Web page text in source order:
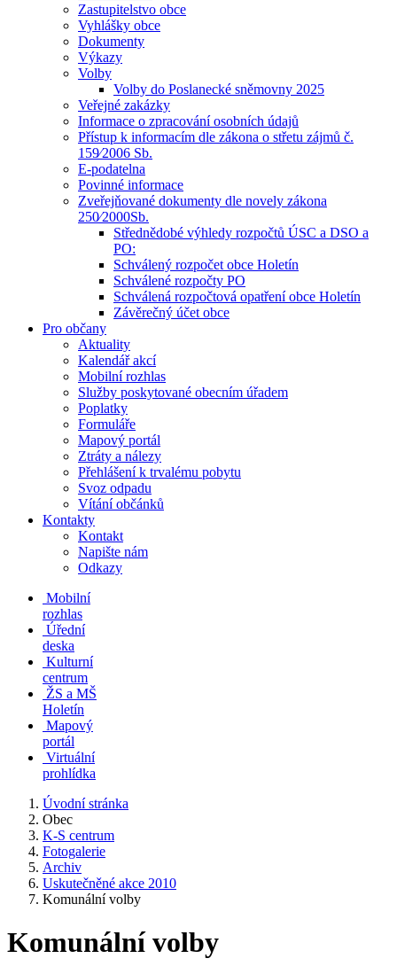
Zastupitelstvo obce
Vyhlášky obce
Dokumenty
Výkazy
Volby
Volby do Poslanecké sněmovny 2025
Veřejné zakázky
Informace o zpracování osobních údajů
Přístup k informacím dle zákona o střetu zájmů č.
159⁄2006 Sb.
E-podatelna
Povinné informace
Zveřejňované dokumenty dle novely zákona
250⁄2000Sb.
Střednědobé výhledy rozpočtů ÚSC a DSO a
PO:
Schválený rozpočet obce Holetín
Schválené rozpočty PO
Schválená rozpočtová opatření obce Holetín
Závěrečný účet obce
Pro občany
Aktuality
Kalendář akcí
Mobilní rozhlas
Služby poskytované obecním úřadem
Poplatky
Formuláře
Mapový portál
Ztráty a nálezy
Přehlášení k trvalému pobytu
Svoz odpadu
Vítání občánků
Kontakty
Kontakt
Napište nám
Odkazy
Mobilní
rozhlas
Úřední
deska
Kulturní
centrum
ŽS a MŠ
Holetín
Mapový
portál
Virtuální
prohlídka
Úvodní stránka
Obec
K-S centrum
Fotogalerie
Archiv
Uskutečněné akce 2010
Komunální volby
Komunální volby